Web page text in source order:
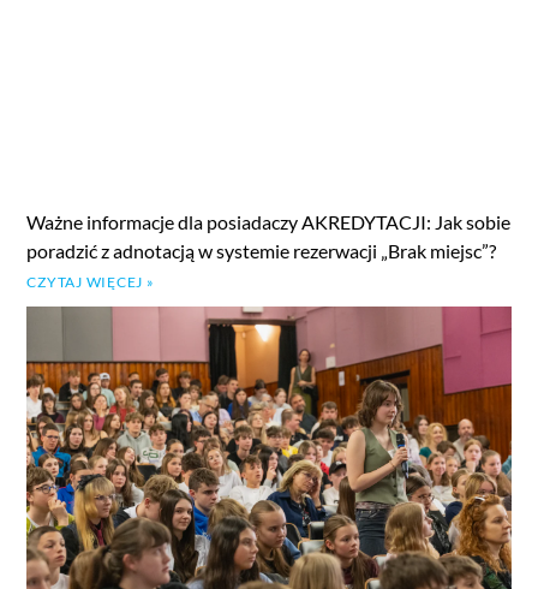
Ważne informacje dla posiadaczy AKREDYTACJI: Jak sobie
poradzić z adnotacją w systemie rezerwacji „Brak miejsc”?
CZYTAJ WIĘCEJ »